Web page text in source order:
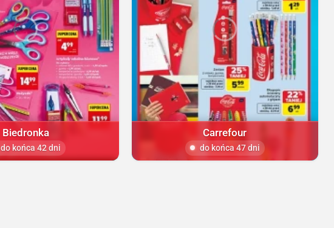
Biedronka
do końca 42 dni
Carrefour
do końca 47 dni